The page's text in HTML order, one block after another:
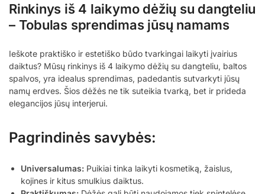
Rinkinys iš 4 laikymo dėžių su dangteliu
– Tobulas sprendimas jūsų namams
Ieškote praktiško ir estetiško būdo tvarkingai laikyti įvairius
daiktus? Mūsų rinkinys iš 4 laikymo dėžių su dangteliu, baltos
spalvos, yra idealus sprendimas, padedantis sutvarkyti jūsų
namų erdves. Šios dėžės ne tik suteikia tvarką, bet ir prideda
elegancijos jūsų interjerui.
Pagrindinės savybės:
Universalumas: Puikiai tinka laikyti kosmetiką, žaislus,
kojines ir kitus smulkius daiktus.